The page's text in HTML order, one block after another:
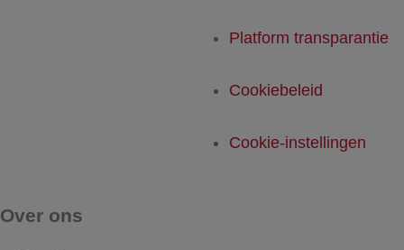
Platform transparantie
Cookiebeleid
Cookie-instellingen
Over ons